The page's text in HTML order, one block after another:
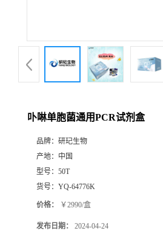
卟啉单胞菌通用PCR试剂盒
品牌： 研玘生物
产地： 中国
型号： 50T
货号： YQ-64776K
价格： ￥2990/盒
发布日期： 2024-04-24